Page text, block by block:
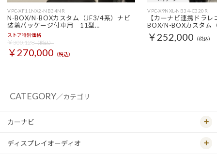
VPC-XF11NX2-NB34NR
N-BOX/N-BOXカスタム（JF3/4系）ナビ
装着パッケージ付車用 11型…
ストア特別価格
￥300,128（税込）
￥270,000 （税込）
VPC-X9NXL-NB34-C320R
【カーナビ連携ドラ
BOX/N-BOXカスタム
￥252,000 （税込）
CATEGORY／カテゴリ
カーナビ
ディスプレイオーディオ